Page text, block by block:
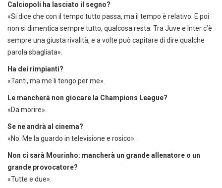
Calciopoli ha lasciato il segno?
«Si dice che con il tempo tutto passa, ma il tempo è relativo. E poi
non si dimentica sempre tutto, qualcosa resta. Tra Juve e Inter c’è
sempre una giusta rivalità, e a volte può capitare di dire qualche
parola sbagliata».
Ha dei rimpianti?
«Tanti, ma me li tengo per me».
Le mancherà non giocare la Champions League?
«Da morire».
Se ne andrà al cinema?
«No. Me la guardo in televisione e rosico».
Non ci sarà Mourinho: mancherà un grande allenatore o un
grande provocatore?
«Tutte e due».